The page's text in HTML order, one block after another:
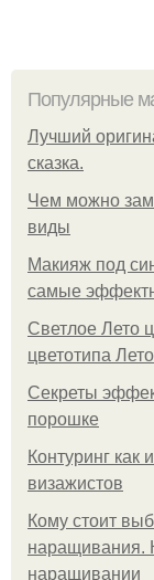
Популярные
Лучший
сказка.
Чем можно
виды
Макияж под
самые
Светлое Лето
цветотипа Лето
Секреты
порошке
Контуринг как
визажистов
Кому стоит
наращивания.
наращивании